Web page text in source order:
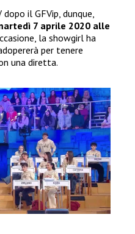
il GFVip, dunque,
7 aprile 2020 alle
la showgirl ha
per tenere
una diretta.